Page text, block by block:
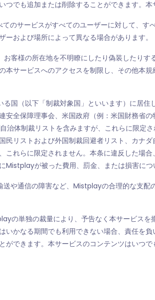
でも追加または削除することができます。
のサービスがすべてのユーザーに対して、
および場所によって異なる場合があります。
客様の所在地を不明瞭にしたり偽装したり
サービスへのアクセスを制限し、その他本
国（以下「制裁対象国」といいます）に居
安全保障理事会、米国政府（例：米国財務省
治体制裁リストを含みますが、これらに限
リストおよび外国制裁回避者リスト、カナ
れらに限定されません。本条に違反した場
Mistplayが被った費用、罰金、または損害に
や通信の障害など、Mistplayの合理的な支
の単独の裁量により、予告なく本サービス
いかなる期間でも利用できない場合、責任を
ができます。本サービスのコンテンツはいつ